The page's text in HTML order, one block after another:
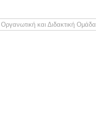
Οργανωτική και Διδακτική Ομάδα